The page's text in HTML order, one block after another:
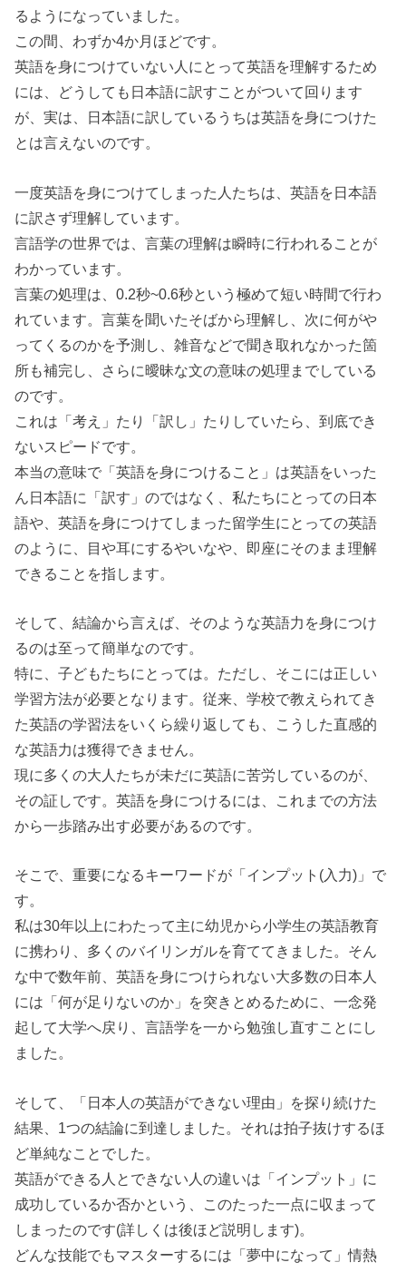
るようになっていました。
この間、わずか4か月ほどです。
英語を身につけていない人にとって英語を理解するため
には、どうしても日本語に訳すことがついて回ります
が、実は、日本語に訳しているうちは英語を身につけた
とは言えないのです。
一度英語を身につけてしまった人たちは、英語を日本語
に訳さず理解しています。
言語学の世界では、言葉の理解は瞬時に行われることが
わかっています。
言葉の処理は、0.2秒~0.6秒という極めて短い時間で行わ
れています。言葉を聞いたそばから理解し、次に何がや
ってくるのかを予測し、雑音などで聞き取れなかった箇
所も補完し、さらに曖昧な文の意味の処理までしている
のです。
これは「考え」たり「訳し」たりしていたら、到底でき
ないスピードです。
本当の意味で「英語を身につけること」は英語をいった
ん日本語に「訳す」のではなく、私たちにとっての日本
語や、英語を身につけてしまった留学生にとっての英語
のように、目や耳にするやいなや、即座にそのまま理解
できることを指します。
そして、結論から言えば、そのような英語力を身につけ
るのは至って簡単なのです。
特に、子どもたちにとっては。ただし、そこには正しい
学習方法が必要となります。従来、学校で教えられてき
た英語の学習法をいくら繰り返しても、こうした直感的
な英語力は獲得できません。
現に多くの大人たちが未だに英語に苦労しているのが、
その証しです。英語を身につけるには、これまでの方法
から一歩踏み出す必要があるのです。
そこで、重要になるキーワードが「インプット(入力)」で
す。
私は30年以上にわたって主に幼児から小学生の英語教育
に携わり、多くのバイリンガルを育ててきました。そん
な中で数年前、英語を身につけられない大多数の日本人
には「何が足りないのか」を突きとめるために、一念発
起して大学へ戻り、言語学を一から勉強し直すことにし
ました。
そして、「日本人の英語ができない理由」を探り続けた
結果、1つの結論に到達しました。それは拍子抜けするほ
ど単純なことでした。
英語ができる人とできない人の違いは「インプット」に
成功しているか否かという、このたった一点に収まって
しまったのです(詳しくは後ほど説明します)。
どんな技能でもマスターするには「夢中になって」情熱